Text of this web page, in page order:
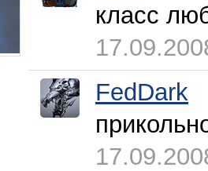
класс
FedDark